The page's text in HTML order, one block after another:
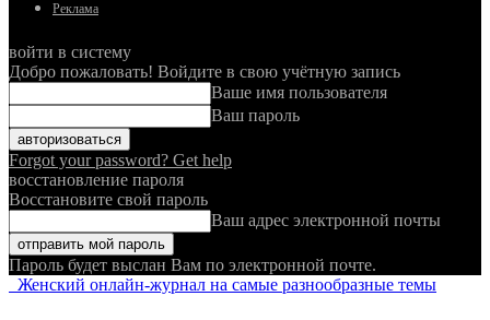
Реклама
войти в систему
Добро пожаловать! Войдите в свою учётную запись
Ваше имя пользователя
Ваш пароль
Forgot your password? Get help
восстановление пароля
Восстановите свой пароль
Ваш адрес электронной почты
Пароль будет выслан Вам по электронной почте.
Женский онлайн-журнал на самые разнообразные темы